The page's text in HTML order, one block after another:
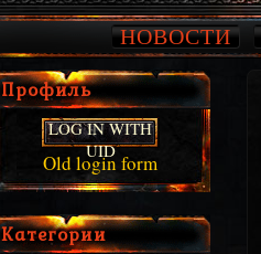
НОВОСТИ
Профиль
LOG IN WITH
UID
Old login form
Категории